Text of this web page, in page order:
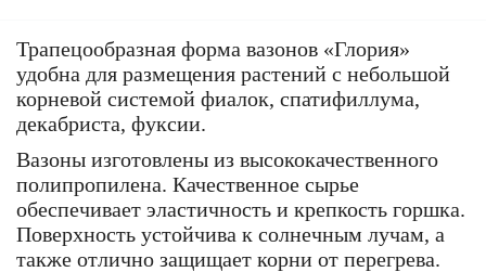
Трапецообразная форма вазонов «Глория»
удобна для размещения растений с небольшой
корневой системой фиалок, спатифиллума,
декабриста, фуксии.
Вазоны изготовлены из высококачественного
полипропилена. Качественное сырье
обеспечивает эластичность и крепкость горшка.
Поверхность устойчива к солнечным лучам, а
также отлично защищает корни от перегрева.